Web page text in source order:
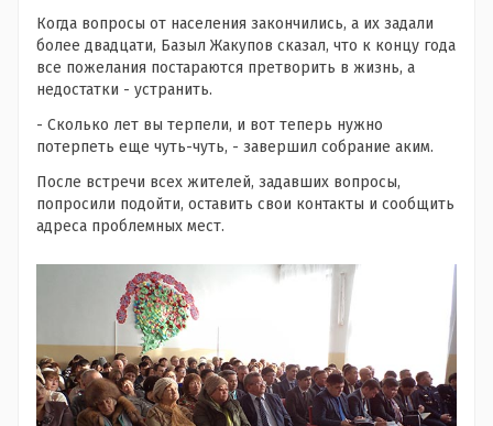
Когда вопросы от населения закончились, а их задали
более двадцати, Базыл Жакупов сказал, что к концу года
все пожелания постараются претворить в жизнь, а
недостатки - устранить.
- Сколько лет вы терпели, и вот теперь нужно
потерпеть еще чуть-чуть, - завершил собрание аким.
После встречи всех жителей, задавших вопросы,
попросили подойти, оставить свои контакты и сообщить
адреса проблемных мест.